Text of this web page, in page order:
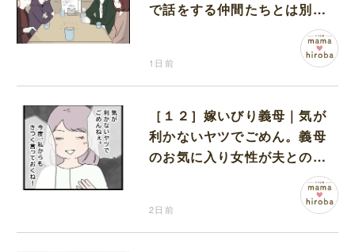
で話をする仲間たちとは別に
1日前
［１２］嫁いびり義母｜気が
利かないヤツでごめん。義母
のお気に入り女性が夫との親
2日前